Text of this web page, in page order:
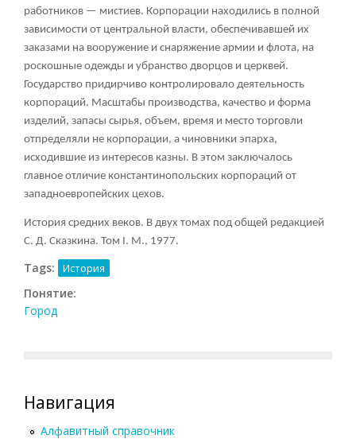
работников — мистиев. Корпорации находились в полной
зависимости от центральной власти, обеспечивавшей их
заказами на вооружение и снаряжение армии и флота, на
роскошные одежды и убранство дворцов и церквей.
Государство придирчиво контролировало деятельность
корпораций. Масштабы производства, качество и форма
изделий, запасы сырья, объем, время и место торговли
отпределяли не корпорации, а чиновники эпарха,
исходившие из интересов казны. В этом заключалось
главное отличие константинопольских корпораций от
западноевропейских цехов.
История средних веков. В двух томах под общей редакцией
С. Д. Сказкина. Том I. М., 1977.
Tags: История
Понятие:
Город
Навигация
Алфавитный справочник